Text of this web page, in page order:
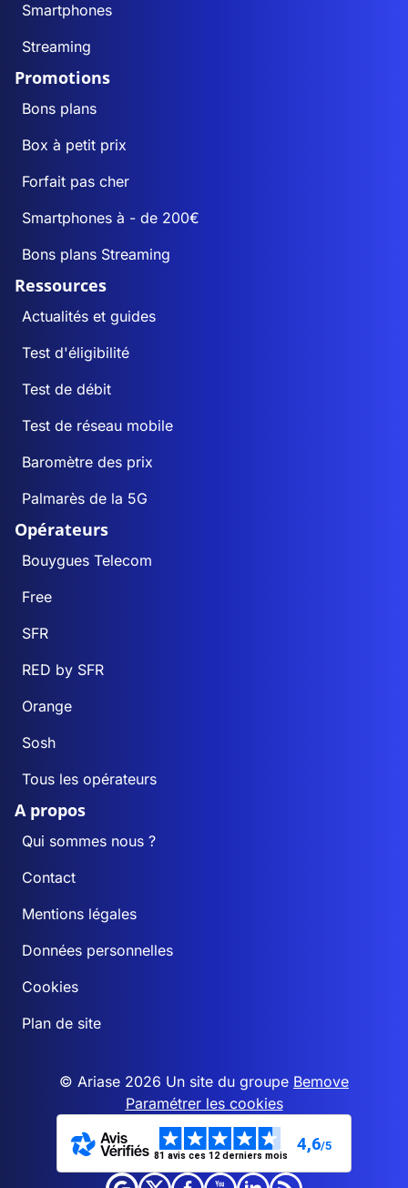
Smartphones
Streaming
Promotions
Bons plans
Box à petit prix
Forfait pas cher
Smartphones à - de 200€
Bons plans Streaming
Ressources
Actualités et guides
Test d'éligibilité
Test de débit
Test de réseau mobile
Baromètre des prix
Palmarès de la 5G
Opérateurs
Bouygues Telecom
Free
SFR
RED by SFR
Orange
Sosh
Tous les opérateurs
A propos
Qui sommes nous ?
Contact
Mentions légales
Données personnelles
Cookies
Plan de site
© Ariase 2026 Un site du groupe Bemove
Paramétrer les cookies
81 avis ces 12 derniers mois
4,6/5